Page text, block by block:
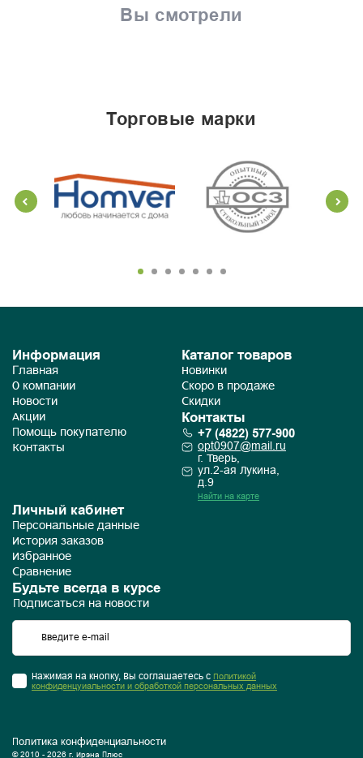
Вы смотрели
торговые марки
Информация
Главная
О компании
Новости
Акции
Помощь покупателю
Контакты
Каталог товаров
Новинки
Скоро в продаже
Скидки
Контакты
+7 (4822) 577-900
opt0907@mail.ru
г. Тверь,
ул.2-ая Лукина,
д.9
Найти на карте
Личный кабинет
Персональные данные
История заказов
Избранное
Сравнение
Будьте всегда в курсе
Подписаться на новости
Нажимая на кнопку, Вы соглашаетесь с Политикой
конфиденцуиальности и обработкой персональных данных
Политика конфиденциальности
© 2010 - 2026 г. Ирэна Плюс